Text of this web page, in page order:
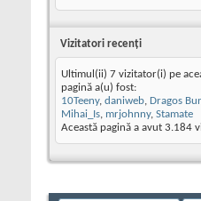
Vizitatori recenţi
Ultimul(ii) 7 vizitator(i) pe
pagină a(u) fost:
10Teeny, daniweb, Dragos
Mihai_Is, mrjohnny, Stamate
Această pagină a avut 3.184